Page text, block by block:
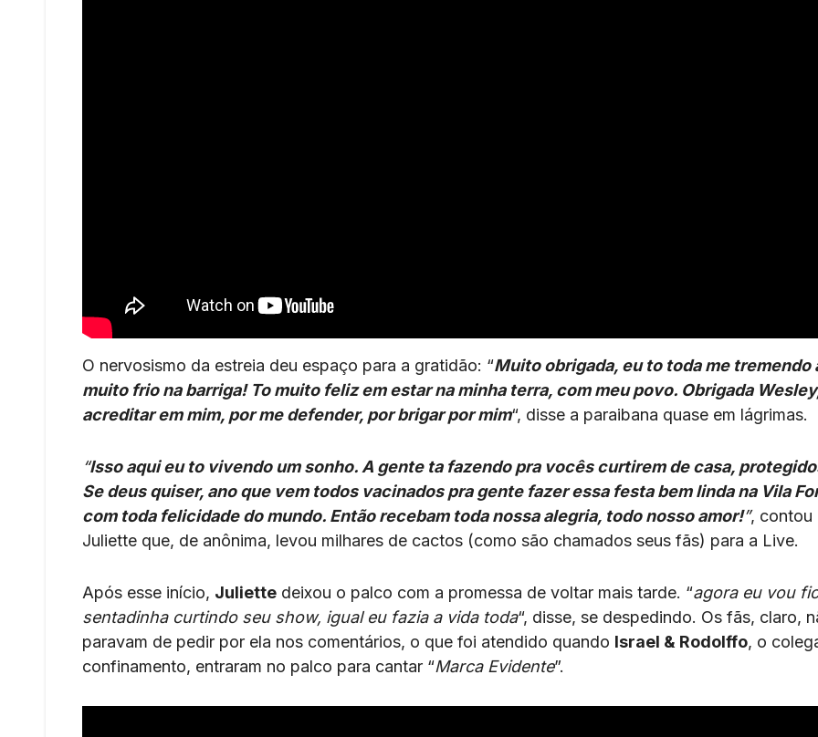
O nervosismo da estreia deu espaço para a gratidão: “Muito obrigada, eu to toda me tremendo
muito frio na barriga! To muito feliz em estar na minha terra, com meu povo. Obrigada
acreditar em mim, por me defender, por brigar por mim“, disse a paraibana quase em lágrimas.
“Isso aqui eu to vivendo um sonho. A gente ta fazendo pra vocês curtirem de casa,
Se deus quiser, ano que vem todos vacinados pra gente fazer essa festa bem linda na Vila
com toda felicidade do mundo. Então recebam toda nossa alegria, todo nosso amor!”, contou
Juliette que, de anônima, levou milhares de cactos (como são chamados seus fãs) para a Live.
Após esse início, Juliette deixou o palco com a promessa de voltar mais tarde. “agora eu vou
sentadinha curtindo seu show, igual eu fazia a vida toda“, disse, se despedindo. Os fãs, claro,
paravam de pedir por ela nos comentários, o que foi atendido quando Israel & Rodolffo, o
confinamento, entraram no palco para cantar “Marca Evidente”.